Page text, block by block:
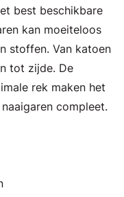
best beschikbare
kan moeiteloos
stoffen. Van katoen
tot zijde. De
rek maken het
compleet.